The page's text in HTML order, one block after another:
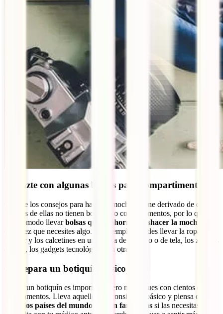
5. Hazte con algunas bolsas para compartimentar
Otro de los consejos para hacer la mochila viene derivado de que
muchas de ellas no tienen bolsillos o compartimentos, por lo que es
más cómodo llevarbolsas que te ahorren deshacer la mochila
cada vez que necesites algo. Por ejemplo, puedes llevar la ropa
interior y los calcetines en una bolsa de plástico o de tela, los zapatos
en otra, los gadgets tecnológicos en otra…
6. Prepara un botiquín básico
Llevar un botiquín es importante pero no cargues con cientos de
medicamentos. Lleva aquello que consideres básico y piensa que
todos los países del mundo existen farmacias si las necesitas.